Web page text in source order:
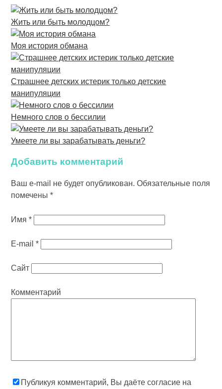
Жить или быть молодцом?
Моя история обмана
Страшнее детских истерик только детские
манипуляции
Немного слов о бессилии
Умеете ли вы зарабатывать деньги?
Добавить комментарий
Ваш e-mail не будет опубликован. Обязательные поля
помечены*
Имя*
E-mail*
Сайт
Комментарий
Публикуя комментарий, Вы даёте согласие на